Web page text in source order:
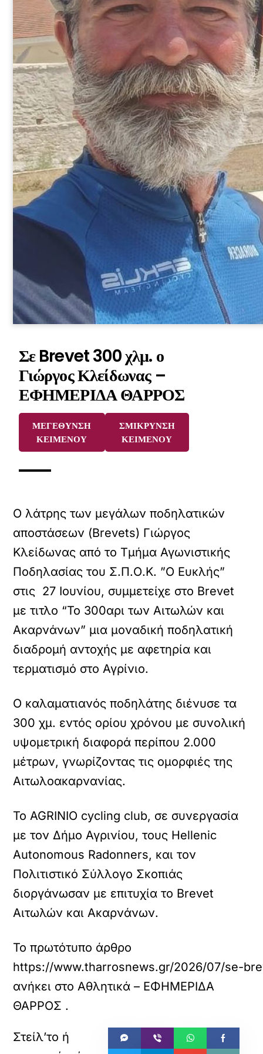
Σε Brevet 300 χλμ. ο
Γιώργος Κλείδωνας –
ΕΦΗΜΕΡΙΔΑ ΘΑΡΡΟΣ
ΜΕΓΕΘΥΝΣΗ
ΚΕΙΜΕΝΟΥ
ΣΜΙΚΡΥΝΣΗ
ΚΕΙΜΕΝΟΥ
Ο λάτρης των μεγάλων ποδηλατικών
αποστάσεων (Brevets) Γιώργος
Κλείδωνας από το Τμήμα Αγωνιστικής
Ποδηλασίας του Σ.Π.Ο.Κ. ”Ο Ευκλής”
στις 27 Ιουνίου, συμμετείχε στο Brevet
με τιτλο “Το 300αρι των Αιτωλών και
Ακαρνάνων” μια μοναδική ποδηλατική
διαδρομή αντοχής με αφετηρία και
τερματισμό στο Αγρίνιο.
Ο καλαματιανός ποδηλάτης διένυσε τα
300 χμ. εντός ορίου χρόνου με συνολική
υψομετρική διαφορά περίπου 2.000
μέτρων, γνωρίζοντας τις ομορφιές της
Αιτωλοακαρνανίας.
Το AGRINIO cycling club, σε συνεργασία
με τον Δήμο Αγρινίου, τους Hellenic
Autonomous Radonners, και τον
Πολιτιστικό Σύλλογο Σκοπιάς
διοργάνωσαν με επιτυχία το Brevet
Αιτωλών και Ακαρνάνων.
Το πρωτότυπο άρθρο
https://www.tharrosnews.gr/2026/07/se-
ανήκει στοΑθλητικά – ΕΦΗΜΕΡΙΔΑ
ΘΑΡΡΟΣ .